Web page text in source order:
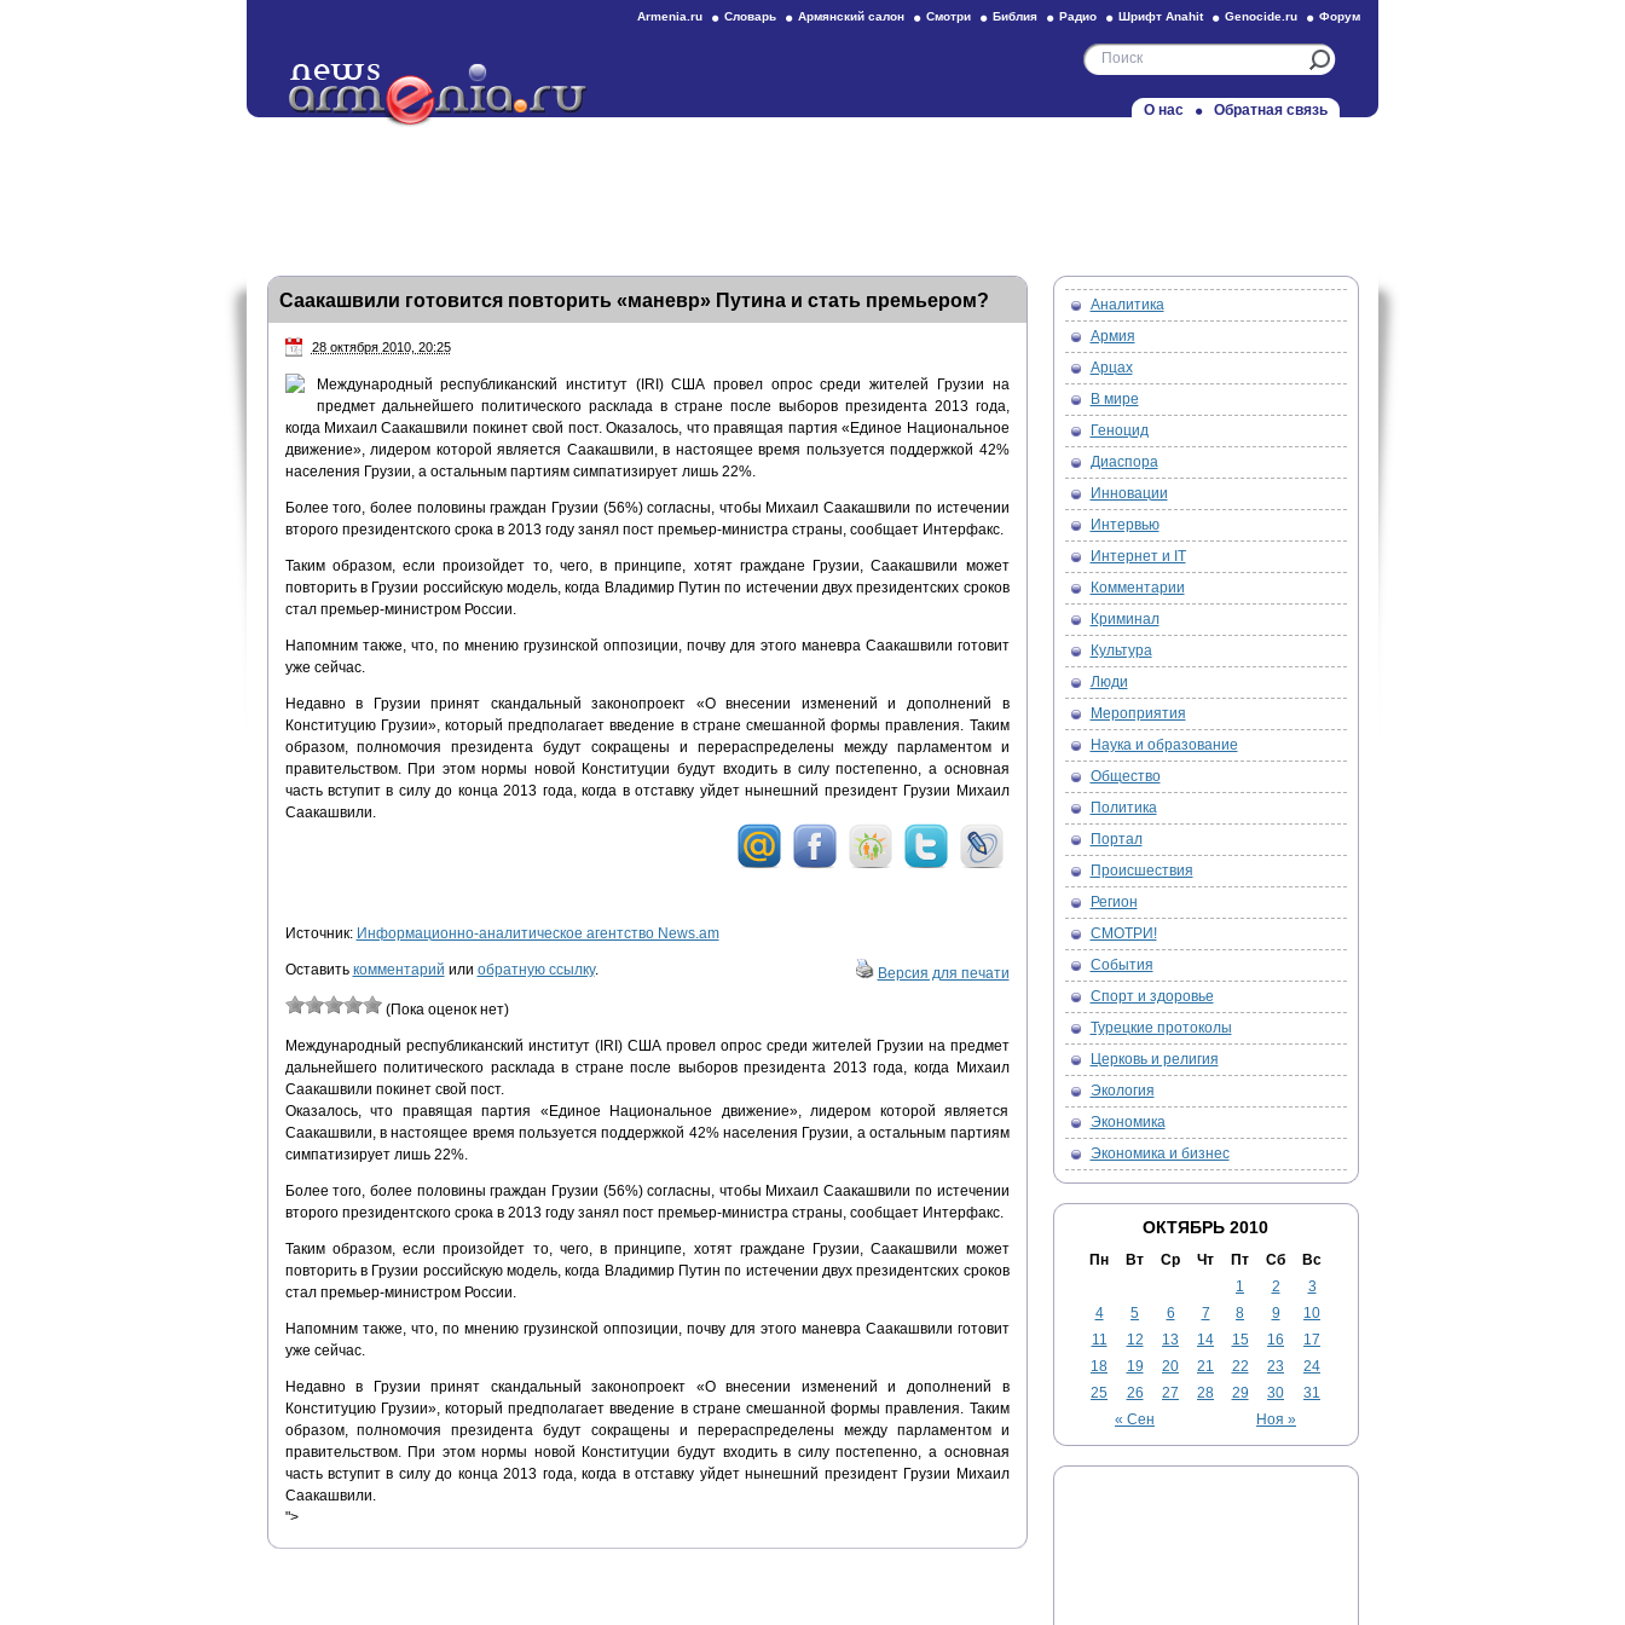
Armenia.ru Словарь Армянский салон Смотри Библия Радио Шрифт Anahit Genocide.ru Форум
О нас Обратная связь
Саакашвили готовится повторить «маневр» Путина и стать премьером?
28 октября 2010, 20:25
Международный республиканский институт (IRI) США провел опрос среди жителей Грузии на
предмет дальнейшего политического расклада в стране после выборов президента 2013 года,
когда Михаил Саакашвили покинет свой пост. Оказалось, что правящая партия «Единое Национальное
движение», лидером которой является Саакашвили, в настоящее время пользуется поддержкой 42%
населения Грузии, а остальным партиям симпатизирует лишь 22%.
Более того, более половины граждан Грузии (56%) согласны, чтобы Михаил Саакашвили по истечении
второго президентского срока в 2013 году занял пост премьер-министра страны, сообщает Интерфакс.
Таким образом, если произойдет то, чего, в принципе, хотят граждане Грузии, Саакашвили может
повторить в Грузии российскую модель, когда Владимир Путин по истечении двух президентских сроков
стал премьер-министром России.
Напомним также, что, по мнению грузинской оппозиции, почву для этого маневра Саакашвили готовит
уже сейчас.
Недавно в Грузии принят скандальный законопроект «О внесении изменений и дополнений в
Конституцию Грузии», который предполагает введение в стране смешанной формы правления. Таким
образом, полномочия президента будут сокращены и перераспределены между парламентом и
правительством. При этом нормы новой Конституции будут входить в силу постепенно, а основная
часть вступит в силу до конца 2013 года, когда в отставку уйдет нынешний президент Грузии Михаил
Саакашвили.
Источник: Информационно-аналитическое агентство News.am
Оставить комментарий или обратную ссылку. Версия для печати
(Пока оценок нет)
Международный республиканский институт (IRI) США провел опрос среди жителей Грузии на предмет
дальнейшего политического расклада в стране после выборов президента 2013 года, когда Михаил
Саакашвили покинет свой пост.
Оказалось, что правящая партия «Единое Национальное движение», лидером которой является
Саакашвили, в настоящее время пользуется поддержкой 42% населения Грузии, а остальным партиям
симпатизирует лишь 22%.
Более того, более половины граждан Грузии (56%) согласны, чтобы Михаил Саакашвили по истечении
второго президентского срока в 2013 году занял пост премьер-министра страны, сообщает Интерфакс.
Таким образом, если произойдет то, чего, в принципе, хотят граждане Грузии, Саакашвили может
повторить в Грузии российскую модель, когда Владимир Путин по истечении двух президентских сроков
стал премьер-министром России.
Напомним также, что, по мнению грузинской оппозиции, почву для этого маневра Саакашвили готовит
уже сейчас.
Недавно в Грузии принят скандальный законопроект «О внесении изменений и дополнений в
Конституцию Грузии», который предполагает введение в стране смешанной формы правления. Таким
образом, полномочия президента будут сокращены и перераспределены между парламентом и
правительством. При этом нормы новой Конституции будут входить в силу постепенно, а основная
часть вступит в силу до конца 2013 года, когда в отставку уйдет нынешний президент Грузии Михаил
Саакашвили.
">
Аналитика
Армия
Арцах
В мире
Геноцид
Диаспора
Инновации
Интервью
Интернет и IT
Комментарии
Криминал
Культура
Люди
Мероприятия
Наука и образование
Общество
Политика
Портал
Происшествия
Регион
СМОТРИ!
События
Спорт и здоровье
Турецкие протоколы
Церковь и религия
Экология
Экономика
Экономика и бизнес
ОКТЯБРЬ 2010
Пн Вт Ср Чт Пт Сб Вс
« Сен Ноя »
1 2
3
4
5 6 7 8 9
10
11
12 13 14 15 16
17
18
19 20 21 22 23
24
25
26 27 28 29 30 31